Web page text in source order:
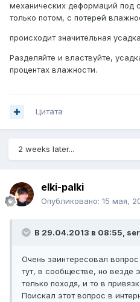
механических деформаций под
только потом, с потерей
происходит значительная
Разделяйте и властвуйте,
процентах влажности.
Цитата
2 weeks later...
elki-palki
Опубликовано: 15 мая,
В 29.04.2013 в 08:55,
Очень заинтересовал вопрос
тут, в сообществе, но везде
только походя, и то в
Поискал этот вопрос в